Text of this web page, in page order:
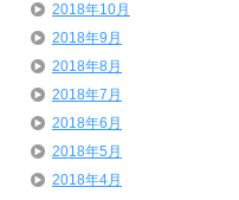
2018年10月
2018年9月
2018年8月
2018年7月
2018年6月
2018年5月
2018年4月